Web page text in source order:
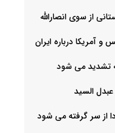
از سوی انصارالله
آمریکا درباره ایران
تشدید می شود
السید
از سر گرفته می شود